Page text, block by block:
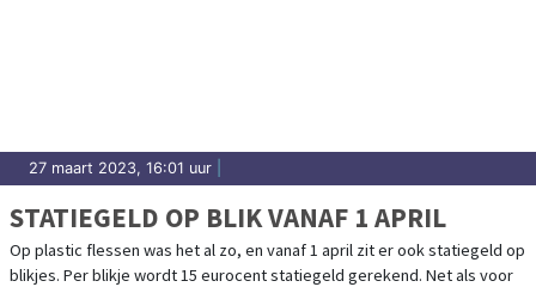
27 maart 2023, 16:01 uur
STATIEGELD OP BLIK VANAF 1 APRIL
Op plastic flessen was het al zo, en vanaf 1 april zit er ook statiegeld op
blikjes. Per blikje wordt 15 eurocent statiegeld gerekend. Net als voor